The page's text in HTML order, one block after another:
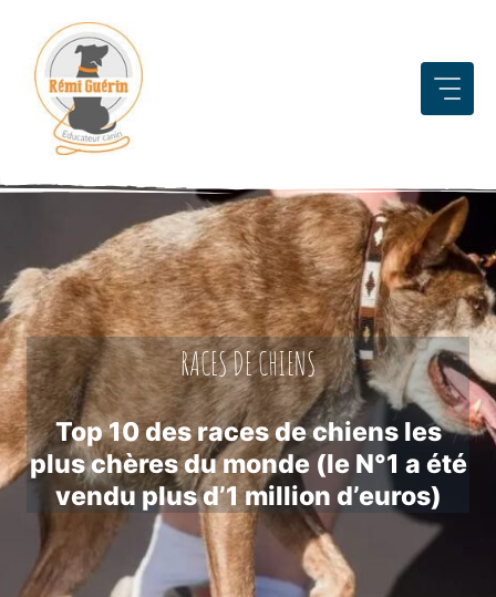
contenu
RACES DE CHIENS
Top 10 des races de chiens les
plus chères du monde (le N°1 a été
vendu plus d’1 million d’euros)